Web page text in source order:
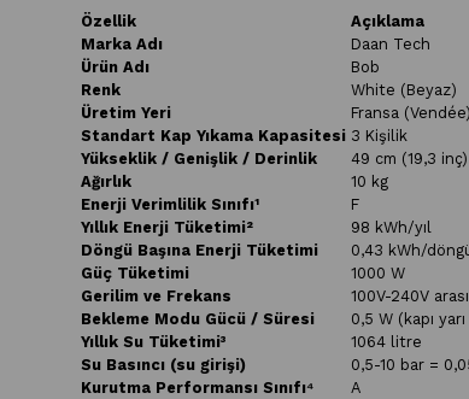
Özellik
Açıklama
Marka Adı
Daan Tech
Ürün Adı
Bob
Renk
White (Beyaz)
Üretim Yeri
Fransa (Vendée)
Standart Kap Yıkama Kapasitesi 3 Kişilik
Yükseklik / Genişlik / Derinlik
49 cm (19,3
Ağırlık
10 kg
Enerji Verimlilik Sınıfı¹
F
Yıllık Enerji Tüketimi²
98 kWh/yıl
Döngü Başına Enerji Tüketimi
0,43 kWh/
Güç Tüketimi
1000 W
Gerilim ve Frekans
100V-240V
Bekleme Modu Gücü / Süresi
0,5 W (kapı
Yıllık Su Tüketimi³
1064 litre
Su Basıncı (su girişi)
0,5-10 bar =
Kurutma Performansı Sınıfı⁴
A